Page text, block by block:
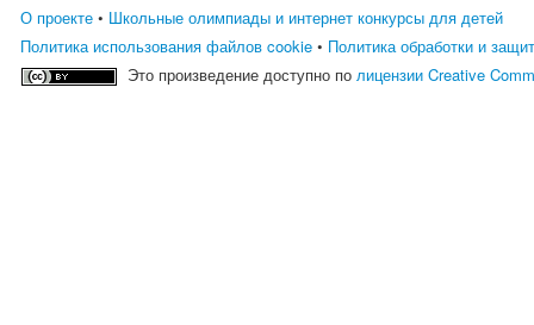
О проекте • Школьные олимпиады и интернет конкурсы для детей
Политика использования файлов cookie • Политика обработки и
Это произведение доступно полицензии Creative